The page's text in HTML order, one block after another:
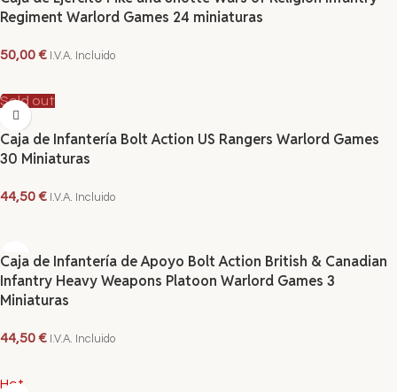
Regiment Warlord Games 24 miniaturas
50,00€ I.V.A. Incluido
Sold out
Caja de Infantería Bolt Action US Rangers Warlord Games
30 Miniaturas
44,50€ I.V.A. Incluido
Caja de Infantería de Apoyo Bolt Action British & Canadian
Infantry Heavy Weapons Platoon Warlord Games 3
Miniaturas
44,50€ I.V.A. Incluido
Hot